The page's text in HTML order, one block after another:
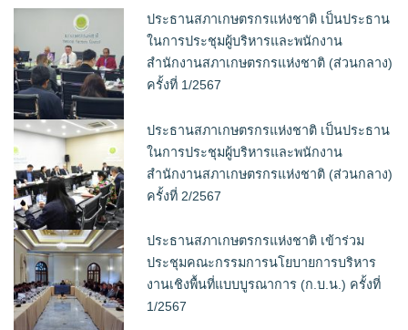
ประธานสภาเกษตรกรแห่งชาติ เป็นประธาน
ในการประชุมผู้บริหารและพนักงาน
สำนักงานสภาเกษตรกรแห่งชาติ (ส่วนกลาง)
ครั้งที่ 1/2567
ประธานสภาเกษตรกรแห่งชาติ เป็นประธาน
ในการประชุมผู้บริหารและพนักงาน
สำนักงานสภาเกษตรกรแห่งชาติ (ส่วนกลาง)
ครั้งที่ 2/2567
ประธานสภาเกษตรกรแห่งชาติ เข้าร่วม
ประชุมคณะกรรมการนโยบายการบริหาร
งานเชิงพื้นที่แบบบูรณาการ (ก.บ.น.) ครั้งที่
1/2567